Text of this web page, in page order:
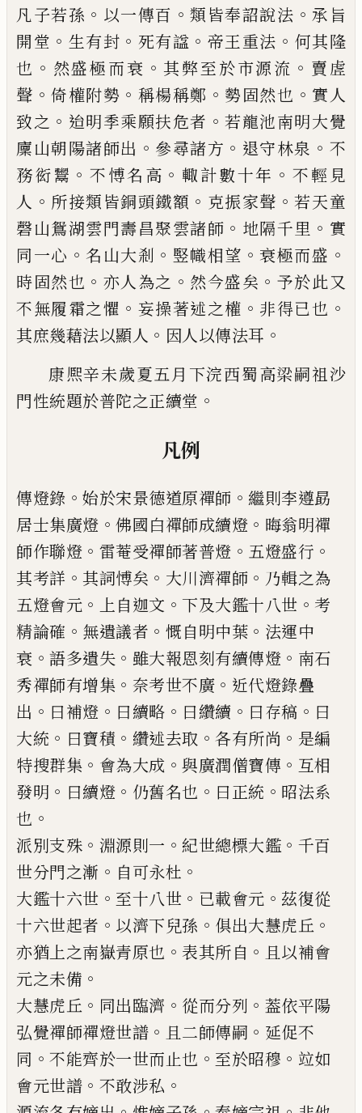
凡子若孫 。 以一傳百 。類皆奉詔說法 。承旨
開堂 。 生有封 。 死有諡 。 帝王重法 。 何其隆
也 。 然盛極而衰 。其弊至於市源流 。 賣虗
聲 。倚權附勢 。 稱楊稱鄭 。 勢固然也 。 實人
致之 。 迨明季乘願扶危者 。若龍池南明大覺
廩山朝陽諸師出 。 參尋諸方 。 退守林泉 。 不
務衒鬻 。不愽名 高 。輙計數十年 。 不輕見
人 。 所接類皆銅頭鐵額 。 克振家聲 。若天童
磬山鴛湖雲門壽昌聚雲諸師 。 地隔千里 。 實
同一心 。名山大剎 。 竪幟相望 。 衰極而盛 。
時固然也 。 亦人為之 。 然今盛矣 。 予於此又
不無履霜之懼 。 妄操著述之權 。 非得已也 。
其庶幾藉法以顯人 。 因人以傳法耳 。
康熈辛未歲夏五月下浣西蜀高梁嗣祖沙
門性統題於普陀之正續堂 。
凡例
傳燈錄 。 始於宋景德道原禪師 。 繼則李遵勗
居士集廣燈 。 佛國白禪師成續燈 。 晦翁明禪
師作聯燈 。 雷菴受禪師著普燈 。 五燈盛行 。
其考詳 。 其詞愽矣 。 大川濟禪師 。 乃輯之為
五燈會元 。 上自迦文 。 下及大鑑十八世 。 考
精論確 。 無遺議者 。 慨自明中葉 。 法運中
衰 。 語多遺失 。 雖大報恩刻有續傳燈 。 南石
秀禪師有增集 。 奈考世不廣 。 近代燈錄疊
出 。 曰補燈 。 曰續略 。 曰纘續 。 曰存稿 。 曰
大統 。 曰寶積 。 纘述去取 。 各有所尚 。 是編
特搜群集 。 會為大成 。 與廣潤僧寶傳 。 互相
發明 。 曰續燈 。 仍舊名也 。 曰正統 。 昭法系
也 。
派別支殊 。 淵源則一 。 紀世總標大鑑 。 千百
世分門之漸 。 自可永杜 。
大鑑十六世 。 至十八世 。 已載會元 。 茲復從
十六世起者 。 以濟下兒孫 。 俱出大慧虎丘 。
亦猶上之南嶽青原也 。 表其所自 。 且以補會
元之未備 。
大慧虎丘 。 同出臨濟 。 從而分列 。 葢依平陽
弘覺禪師禪燈世譜 。 且二師傳嗣 。 延促不
同 。 不能齊於一世而止也 。 至於昭穆 。 竝如
會元世譜 。 不敢涉私 。